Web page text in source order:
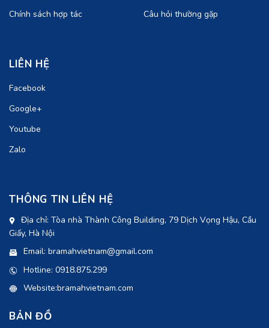
Chính sách hợp tác
Câu hỏi thường gặp
LIÊN HỆ
Facebook
Google+
Youtube
Zalo
THÔNG TIN LIÊN HỆ
Địa chỉ: Tòa nhà Thành Công Building, 79 Dịch Vọng Hậu, Cầu
Giấy, Hà Nội
Email: bramahvietnam@gmail.com
Hotline: 0918.875.299
Website:bramahvietnam.com
BẢN ĐỒ